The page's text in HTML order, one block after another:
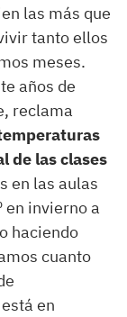
las más que
tanto ellos
meses.
años de
reclama
de las clases
en las aulas
en invierno a
haciendo
cuanto
en